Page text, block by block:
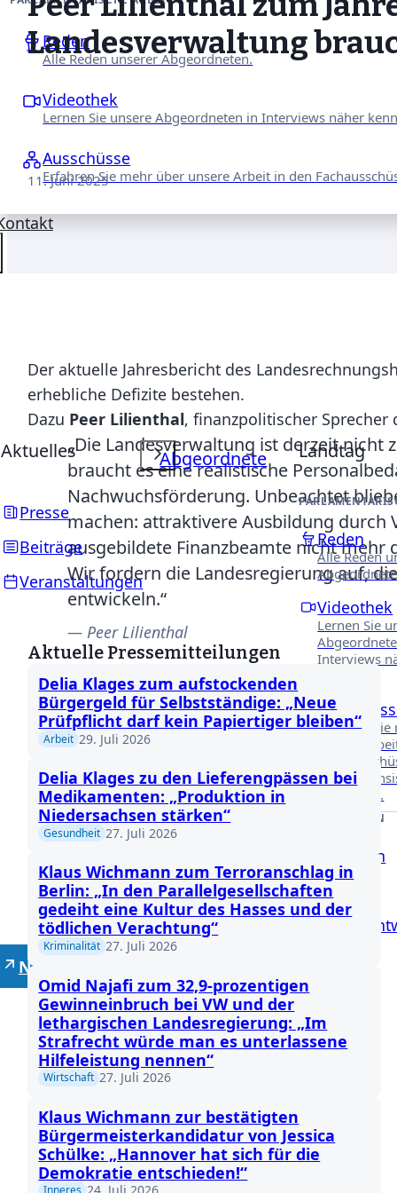
Reden
Alle Reden unserer Abgeordneten.
Videothek
Lernen Sie unsere Abgeordneten in Interviews näher
Ausschüsse
Erfahren Sie mehr über unsere Arbeit in den
Aktuelles
Presse
Beiträge
Veranstaltungen
Abgeordnete Landtag
Reden
Alle Reden
Videothek
Lernen Sie
Interviews
Erfahren Sie
unsere
Landtages.
DRUCKSACHEN
Anfragen
Anträge
Neutrale Lehrer
Landesverwaltung
11. Juni 2025
Der aktuelle Jahresbericht des
erhebliche Defizite bestehen.
Dazu Peer Lilienthal, finanzpolitischer Sprecher
„Die Landesverwaltung ist derzeit
braucht es eine realistische
Nachwuchsförderung. Unbeachtet
machen: attraktivere Ausbildung durch
ausgebildete Finanzbeamte nicht mehr
Wir fordern die Landesregierung auf,
entwickeln.“
Peer Lilienthal
Aktuelle Pressemitteilungen
Delia Klages zum aufstockenden
Bürgergeld für Selbstständige: „Neue
Prüfpflicht darf kein Papiertiger bleiben“
Arbeit 29. Juli 2026
Delia Klages zu den Lieferengpässen bei
Medikamenten: „Produktion in
Niedersachsen stärken“
Gesundheit 27. Juli 2026
Klaus Wichmann zum Terroranschlag in
Berlin: „In den Parallelgesellschaften
gedeiht eine Kultur des Hasses und der
tödlichen Verachtung“
Kriminalität 27. Juli 2026
Omid Najafi zum 32,9-prozentigen
Gewinneinbruch bei VW und der
lethargischen Landesregierung: „Im
Strafrecht würde man es unterlassene
Hilfeleistung nennen“
Wirtschaft 27. Juli 2026
Klaus Wichmann zur bestätigten
Bürgermeisterkandidatur von Jessica
Schülke: „Hannover hat sich für die
Demokratie entschieden!“